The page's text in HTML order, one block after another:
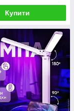
Купити